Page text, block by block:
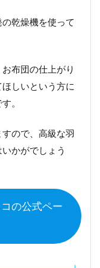
乾燥機を使って
布団の仕上がり
しいという方に
。
ので、高級な羽
かがでしょう
の公式ペー